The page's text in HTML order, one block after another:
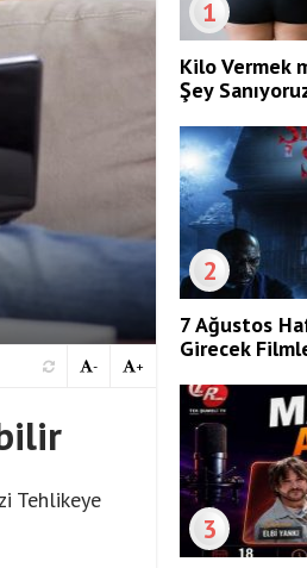
+
-
Tehlikeye
1
Kilo Vermek
Şey
2
7 Ağustos
Girecek
3